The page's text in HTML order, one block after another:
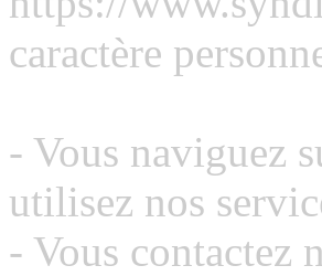
caractère
- Vous naviguez
utilisez nos
- Vous contactez